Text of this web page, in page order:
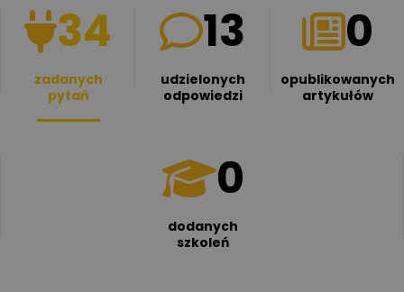
34
zadanych
pytań
13
udzielonych
odpowiedzi
0
opublikowanych
artykułów
0
dodanych
szkoleń